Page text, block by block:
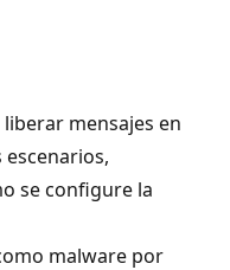
mensajes en
se configure la
malware por